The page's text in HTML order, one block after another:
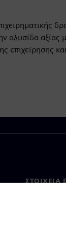
αλυσίδα αξίας
επιχείρησης
ΣΤΟΙΧΕΊΑ